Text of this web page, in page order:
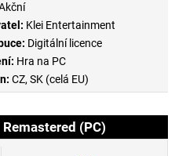
Klei Entertainment
Digitální licence
Hra na PC
CZ, SK (celá EU)
(PC)